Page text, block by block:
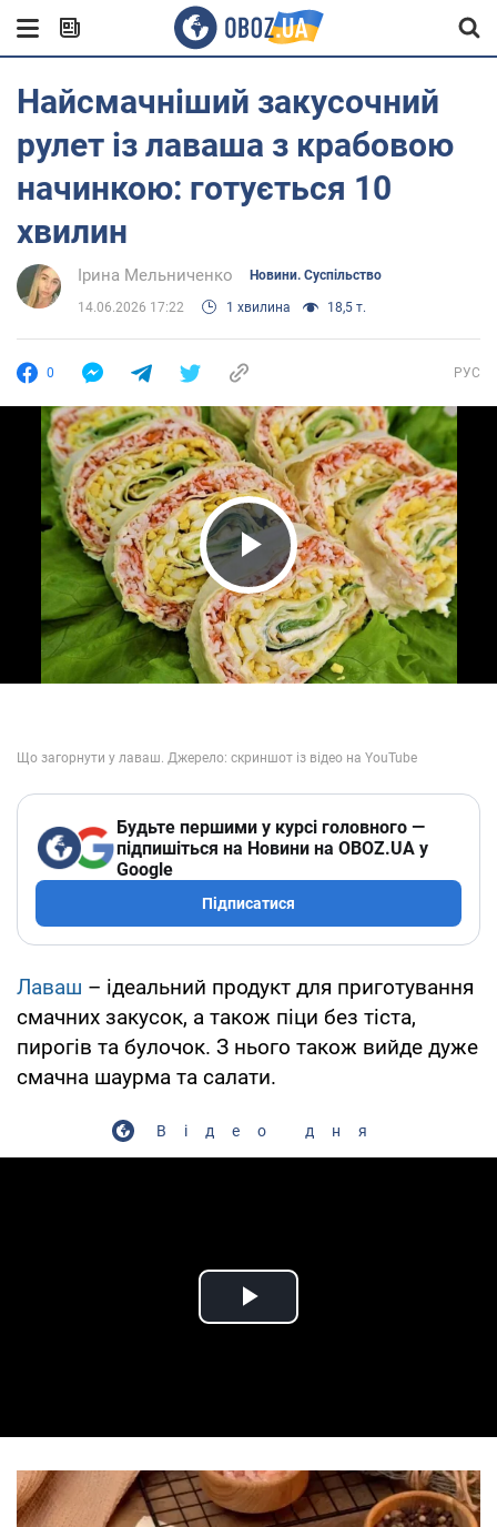
Найсмачніший закусочний
рулет із лаваша з крабовою
начинкою: готується 10
хвилин
Ірина Мельниченко Новини. Суспільство
14.06.2026 17:22 1 хвилина 18,5 т.
0 РУС
Play Video
Будьте першими у курсі головного —
підпишіться на Новини на OBOZ.UA у
Google
Підписатися
Лаваш – ідеальний продукт для приготування
смачних закусок, а також піци без тіста,
пирогів та булочок. З нього також вийде дуже
смачна шаурма та салати.
Відео дня
Play Video